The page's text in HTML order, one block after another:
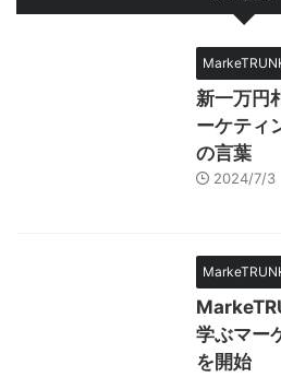
新一万円
ーケティ
の言葉
2024/7/3
学ぶマー
を開始